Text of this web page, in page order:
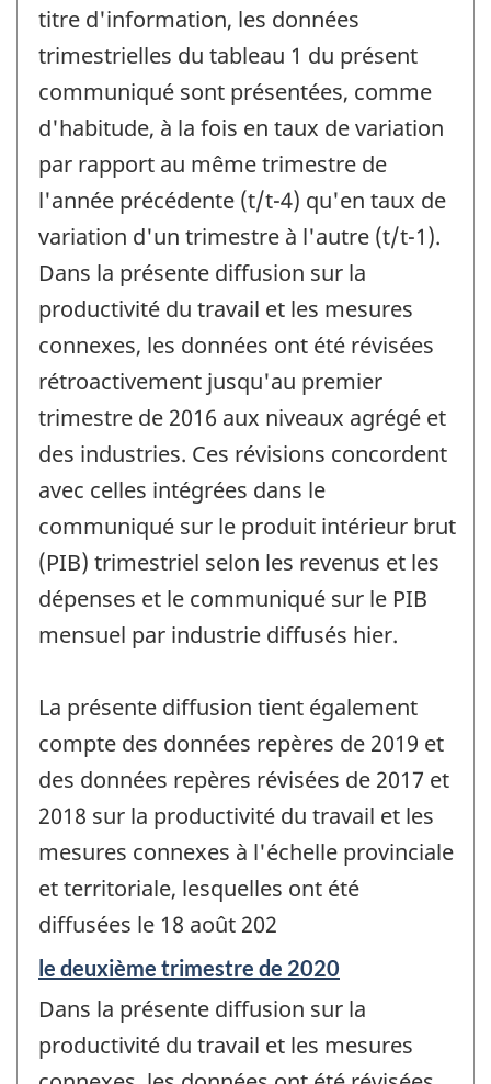
titre d'information, les données
trimestrielles du tableau 1 du présent
communiqué sont présentées, comme
d'habitude, à la fois en taux de variation
par rapport au même trimestre de
l'année précédente (t/t-4) qu'en taux de
variation d'un trimestre à l'autre (t/t-1).
Dans la présente diffusion sur la
productivité du travail et les mesures
connexes, les données ont été révisées
rétroactivement jusqu'au premier
trimestre de 2016 aux niveaux agrégé et
des industries. Ces révisions concordent
avec celles intégrées dans le
communiqué sur le produit intérieur brut
(PIB) trimestriel selon les revenus et les
dépenses et le communiqué sur le PIB
mensuel par industrie diffusés hier.
La présente diffusion tient également
compte des données repères de 2019 et
des données repères révisées de 2017 et
2018 sur la productivité du travail et les
mesures connexes à l'échelle provinciale
et territoriale, lesquelles ont été
diffusées le 18 août 202
Période
référence
de
changement
le deuxième trimestre de 2020
Dans la présente diffusion sur la
productivité du travail et les mesures